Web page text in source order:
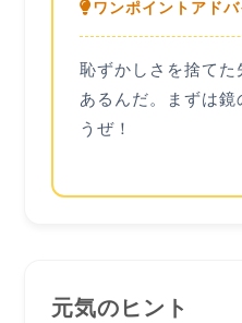
ワンポイントアドバ
恥ずかしさを捨て
あるんだ。まずは鏡
うぜ！
元気のヒント